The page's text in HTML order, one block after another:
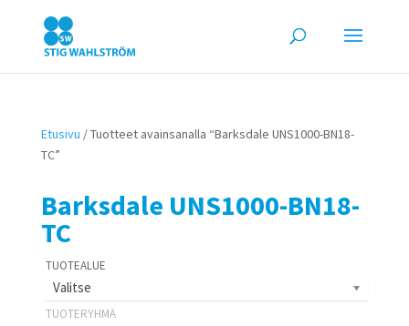
Etusivu / Tuotteet avainsanalla “Barksdale UNS1000-BN18-
TC”
Barksdale UNS1000-BN18-
TC
Valitse